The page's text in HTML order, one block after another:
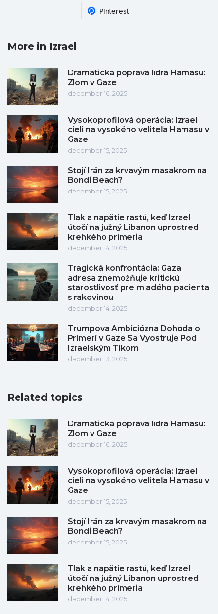
Pinterest
More in Izrael
Dramatická poprava lídra Hamasu:
Zlom v Gaze
december 16, 2025
Vysokoprofilová operácia: Izrael
cieli na vysokého veliteľa Hamasu v
Gaze
december 15, 2025
Stojí Irán za krvavým masakrom na
Bondi Beach?
december 15, 2025
Tlak a napätie rastú, keď Izrael
útočí na južný Libanon uprostred
krehkého prímeria
december 14, 2025
Tragická konfrontácia: Gaza
adresa znemožňuje kritickú
starostlivosť pre mladého pacienta
s rakovinou
december 14, 2025
Trumpova Ambiciózna Dohoda o
Prímerí v Gaze Sa Vyostruje Pod
Izraelským Tlkom
december 13, 2025
Related topics
Dramatická poprava lídra Hamasu:
Zlom v Gaze
december 16, 2025
Vysokoprofilová operácia: Izrael
cieli na vysokého veliteľa Hamasu v
Gaze
december 15, 2025
Stojí Irán za krvavým masakrom na
Bondi Beach?
december 15, 2025
Tlak a napätie rastú, keď Izrael
útočí na južný Libanon uprostred
krehkého prímeria
december 14, 2025